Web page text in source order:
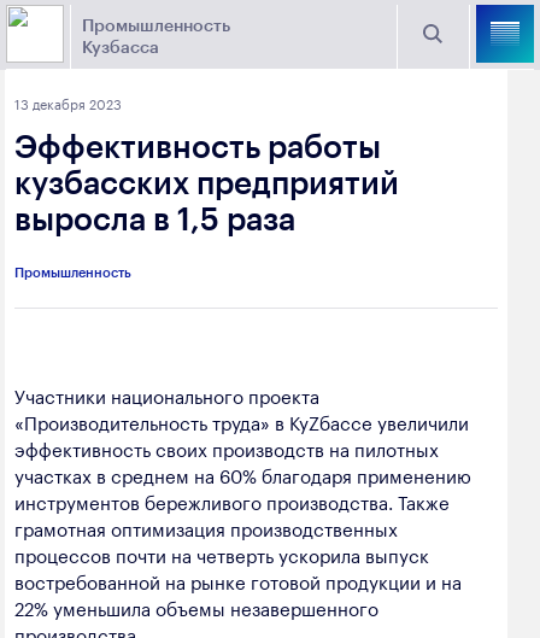
Промышленность
Кузбасса
Поиск
Торговая площадка Кузбасса
Выберите отрасль
Угольная промышленность
Электроэнергетика
Машиностроение
Промышленность строительных материалов
Добыча общераспространенных
полезных ископаемых
Лёгкая промышленность
Предприятия
Новости
650000, г. Кемерово, пр. Советский, 63
+7 (3842) 58-78-61
dprom@ako.ru
Создание сайта — Мэйк
13 декабря 2023
Эффективность работы
кузбасских предприятий
выросла в 1,5 раза
Промышленность
Участники национального проекта
«Производительность труда» в КуZбассе увеличили
эффективность своих производств на пилотных
участках в среднем на 60% благодаря применению
инструментов бережливого производства. Также
грамотная оптимизация производственных
процессов почти на четверть ускорила выпуск
востребованной на рынке готовой продукции и на
22% уменьшила объемы незавершенного